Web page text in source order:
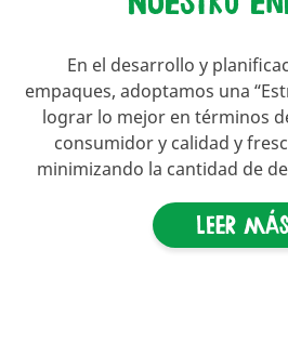
En el desarrollo y
empaques, adoptamos una
lograr lo mejor en términos
consumidor y calidad y
minimizando la cantidad de
Leer más